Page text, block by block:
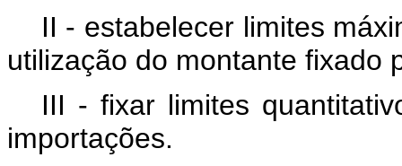
II - estabelecer limites
utilização do montante
III - fixar limites
importações.